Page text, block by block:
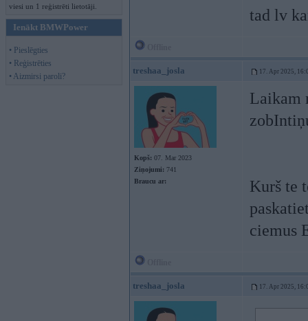
viesi un 1 reģistrēti lietotāji.
Ienākt BMWPower
• Pieslēgties
• Reģistrēties
• Aizmirsi paroli?
tad lv
treshaa_josla 17. Apr 2025,
Kopš: 07. Mar 2023
Ziņojumi: 741
Braucu ar:
Laikam
Kurš te
ciemus
treshaa_josla 17. Apr 2025,